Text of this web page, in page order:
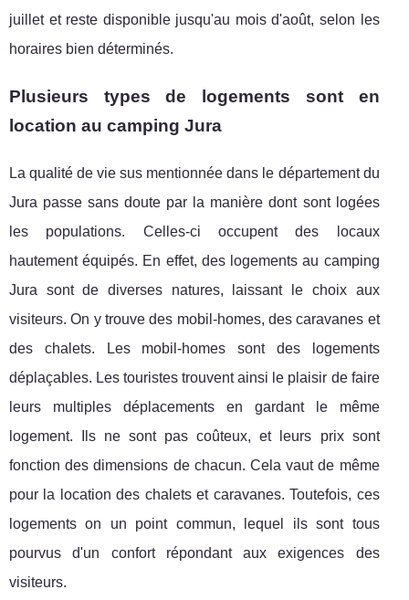
juillet et reste disponible jusqu'au mois d'août, selon les
horaires bien déterminés.
Plusieurs types de logements sont en
location au camping Jura
La qualité de vie sus mentionnée dans le département du
Jura passe sans doute par la manière dont sont logées
les populations. Celles-ci occupent des locaux
hautement équipés. En effet, des logements au camping
Jura sont de diverses natures, laissant le choix aux
visiteurs. On y trouve des mobil-homes, des caravanes et
des chalets. Les mobil-homes sont des logements
déplaçables. Les touristes trouvent ainsi le plaisir de faire
leurs multiples déplacements en gardant le même
logement. Ils ne sont pas coûteux, et leurs prix sont
fonction des dimensions de chacun. Cela vaut de même
pour la location des chalets et caravanes. Toutefois, ces
logements on un point commun, lequel ils sont tous
pourvus d'un confort répondant aux exigences des
visiteurs.